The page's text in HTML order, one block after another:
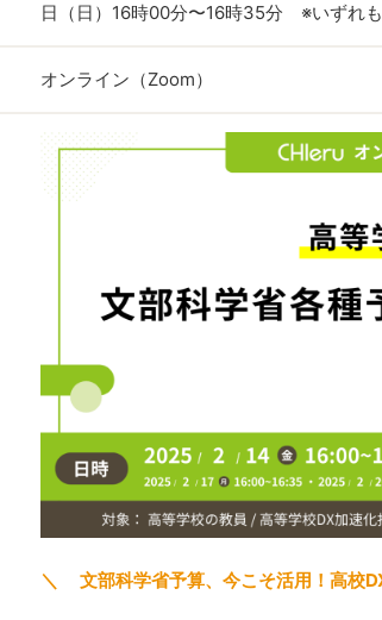
日（日）16時00分〜16時35分 ※いずれ
オンライン（Zoom）
＼ 文部科学省予算、今こそ活用！高校